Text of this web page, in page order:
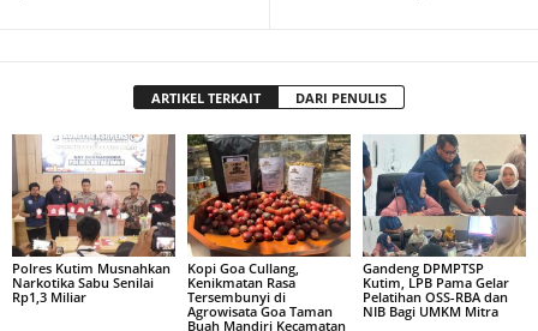
ARTIKEL TERKAIT DARI PENULIS
Polres Kutim Musnahkan
Narkotika Sabu Senilai
Rp1,3 Miliar
Kopi Goa Cullang,
Kenikmatan Rasa
Tersembunyi di
Agrowisata Goa Taman
Buah Mandiri Kecamatan
Gandeng DPMPTSP
Kutim, LPB Pama Gelar
Pelatihan OSS-RBA dan
NIB Bagi UMKM Mitra